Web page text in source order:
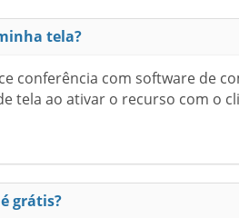
tela?
conferência com software de
tela ao ativar o recurso com o
grátis?